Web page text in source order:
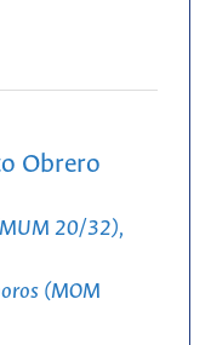
Obrero
20/32),
(MOM